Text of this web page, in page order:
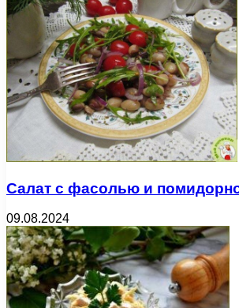
Салат с фасолью и
09.08.2024